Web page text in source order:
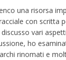
una risorsa
con scritta
vari
ho
rinomati e